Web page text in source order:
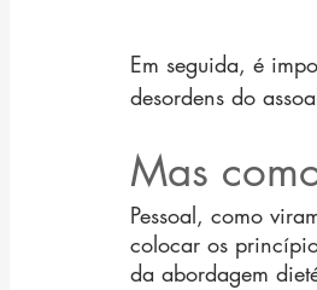
Em seguida, é
desordens do
Mas
Pessoal, como
colocar os
da abordagem